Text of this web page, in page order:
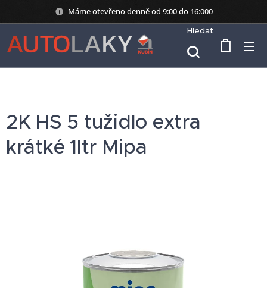
Máme otevřeno denně od 9:00 do 16:000
Hledat
2K HS 5 tužidlo extra
krátké 1ltr Mipa